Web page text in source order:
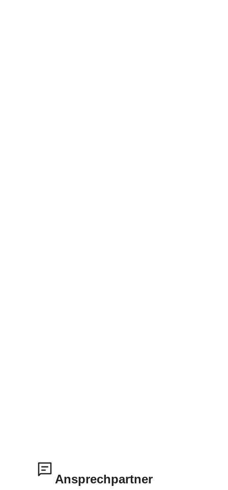
Ansprechpartner